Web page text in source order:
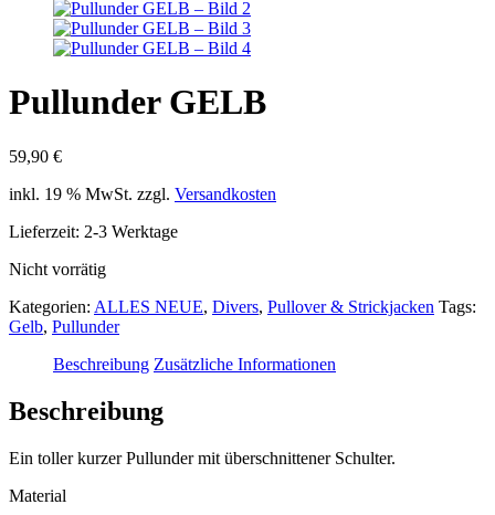
Pullunder GELB
59,90 €
inkl. 19 % MwSt. zzgl. Versandkosten
Lieferzeit: 2-3 Werktage
Nicht vorrätig
Kategorien: ALLES NEUE, Divers, Pullover & Strickjacken Tags:
Gelb, Pullunder
Beschreibung Zusätzliche Informationen
Beschreibung
Ein toller kurzer Pullunder mit überschnittener Schulter.
Material